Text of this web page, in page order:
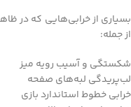
بسیاری از خرابی‌هایی که در
از جمله:
شکستگی و آسیب رویه میز
لب‌پریدگی لبه‌های صفحه
خرابی خطوط استاندارد بازی